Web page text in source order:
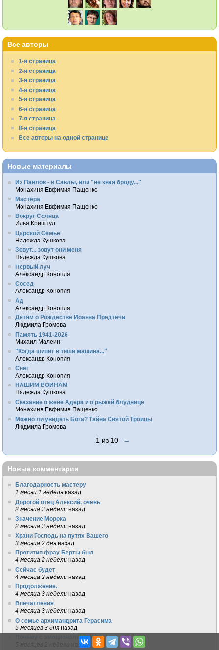
Все авторы
1-я страница
2-я страница
3-я страница
4-я страница
5-я страница
6-я страница
7-я страница
8-я страница
Все авторы на одной странице
Новые материалы
Из Павлов - в Савлы, или "не зная броду..."
Монахиня Евфимия Пащенко
Мастера
Монахиня Евфимия Пащенко
Вокруг Солнца
Илья Криштул
Царской Семье
Надежда Кушкова
Зовут... зовут они меня
Надежда Кушкова
Первый луч
Александр Конопля
Сосед
Александр Конопля
Ад
Александр Конопля
Детям о Рождестве Иоанна Предтечи
Людмила Громова
Память 1941-2026
Михаил Малеин
"Когда шипит в тиши машина..."
Александр Конопля
Снег
Александр Конопля
НАШИМ ВОИНАМ
Надежда Кушкова
Сказание о жене Адера и о рыжей блуднице
Монахиня Евфимия Пащенко
Можно ли увидеть Бога? Тайна Святой Троицы
Людмила Громова
1 из 10 →
Новые комментарии
Благодарность мастеру
1 месяц 1 неделя назад
Дорогой отец Алексий, очень
2 месяца 3 недели назад
Значение Морока
2 месяца 3 недели назад
Храни Господь на путях Вашего
3 месяца 2 дня назад
Протитип фрау Берты был
4 месяца 2 недели назад
Сейчас будет
4 месяца 2 недели назад
Продолжение.
4 месяца 3 недели назад
Впечатления
4 месяца 3 недели назад
О семье архимандрита Герасима
5 месяцев 3 дня назад
Почему с эмоциональностью
назад